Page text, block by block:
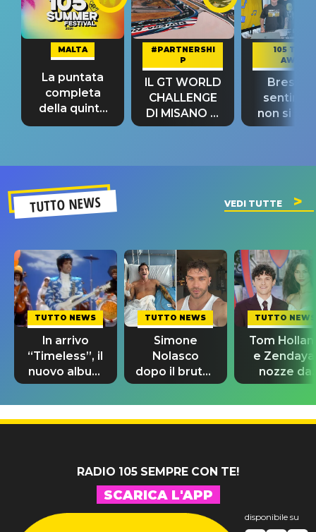
MALTA
La puntata
completa
della quinta
tappa
#PARTNERSHI
P
IL GT WORLD
CHALLENGE
DI MISANO si
riconferma
105 TAKE
AWAY
Bresh:
non si
fino alla
TUTTO NEWS VEDI TUTTE
TUTTO NEWS
In arrivo
“Timeless”, il
nuovo album
di Prince con
10 brani
inediti
TUTTO NEWS
Simone
Nolasco
dopo il brutto
incidente:
"Sono così
grato alla
TUTTO NEWS
Tom
e
nozze da
580mila
sterline e
300
RADIO 105 SEMPRE CON TE!
SCARICA L'APP
disponibile su